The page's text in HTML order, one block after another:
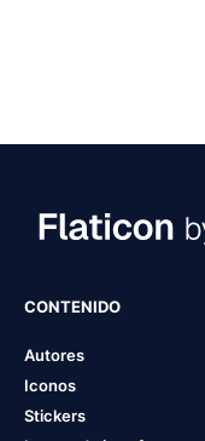
CONTENIDO
Autores
Iconos
Stickers